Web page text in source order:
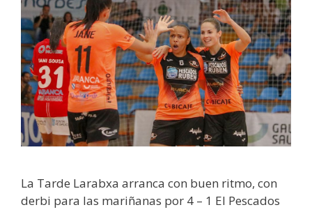
La Tarde Larabxa arranca con buen ritmo, con
derbi para las mariñanas por 4 – 1 El Pescados